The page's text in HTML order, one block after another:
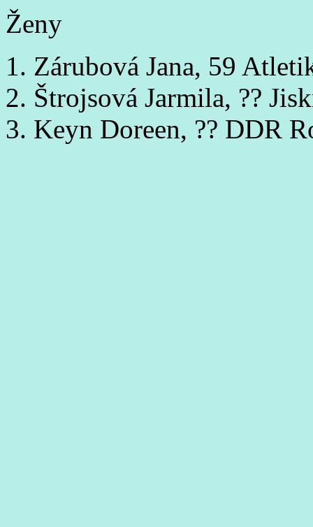
Ženy
1. Zárubová Jana, 59
2. Štrojsová Jarmila, ??
3. Keyn Doreen, ?? DDR